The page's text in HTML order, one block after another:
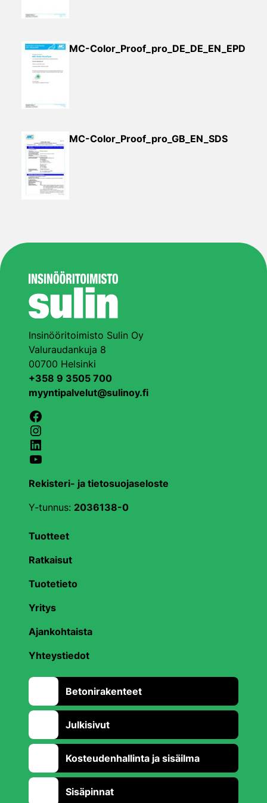
MC-Color_Proof_pro_DE_DE_EN_EPD
MC-Color_Proof_pro_GB_EN_SDS
Insinööritoimisto Sulin Oy
Valuraudankuja 8
00700 Helsinki
+358 9 3505 700
myyntipalvelut@sulinoy.fi
Facebook
Instagram
LinkedIn
YouTube
Rekisteri- ja tietosuojaseloste
Y-tunnus: 2036138-0
Tuotteet
Ratkaisut
Tuotetieto
Yritys
Ajankohtaista
Yhteystiedot
Betonirakenteet
Julkisivut
Kosteudenhallinta ja sisäilma
Sisäpinnat